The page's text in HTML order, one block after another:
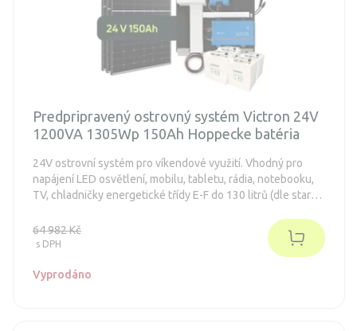
Predpripravený ostrovný systém Victron 24V
1200VA 1305Wp 150Ah Hoppecke batéria
24V ostrovní systém pro víkendové využití. Vhodný pro
napájení LED osvětlení, mobilu, tabletu, rádia, notebooku,
TV, chladničky energetické třídy E-F do 130 litrů (dle staré
64 982 Kč
s DPH
Vyprodáno